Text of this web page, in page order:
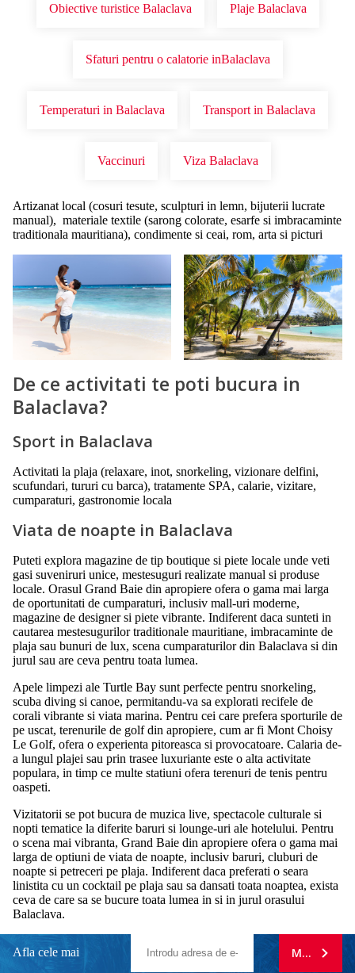
Obiective turistice Balaclava Plaje Balaclava
Sfaturi pentru o calatorie inBalaclava
Temperaturi in Balaclava Transport in Balaclava
Vaccinuri Viza Balaclava
Artizanat local (cosuri tesute, sculpturi in lemn, bijuterii lucrate
manual), materiale textile (sarong colorate, esarfe si imbracaminte
traditionala mauritiana), condimente si ceai, rom, arta si picturi
De ce activitati te poti bucura in
Balaclava?
Sport in Balaclava
Activitati la plaja (relaxare, inot, snorkeling, vizionare delfini,
scufundari, tururi cu barca), tratamente SPA, calarie, vizitare,
cumparaturi, gastronomie locala
Viata de noapte in Balaclava
Puteti explora magazine de tip boutique si piete locale unde veti
gasi suveniruri unice, mestesuguri realizate manual si produse
locale. Orasul Grand Baie din apropiere ofera o gama mai larga
de oportunitati de cumparaturi, inclusiv mall-uri moderne,
magazine de designer si piete vibrante. Indiferent daca sunteti in
cautarea mestesugurilor traditionale mauritiane, imbracaminte de
plaja sau bunuri de lux, scena cumparaturilor din Balaclava si din
jurul sau are ceva pentru toata lumea.
Apele limpezi ale Turtle Bay sunt perfecte pentru snorkeling,
scuba diving si canoe, permitandu-va sa explorati recifele de
corali vibrante si viata marina. Pentru cei care prefera sporturile de
pe uscat, terenurile de golf din apropiere, cum ar fi Mont Choisy
Le Golf, ofera o experienta pitoreasca si provocatoare. Calaria de-
a lungul plajei sau prin trasee luxuriante este o alta activitate
populara, in timp ce multe statiuni ofera terenuri de tenis pentru
oaspeti.
Vizitatorii se pot bucura de muzica live, spectacole culturale si
nopti tematice la diferite baruri si lounge-uri ale hotelului. Pentru
o scena mai vibranta, Grand Baie din apropiere ofera o gama mai
larga de optiuni de viata de noapte, inclusiv baruri, cluburi de
noapte si petreceri pe plaja. Indiferent daca preferati o seara
linistita cu un cocktail pe plaja sau sa dansati toata noaptea, exista
ceva de care sa se bucure toata lumea in si in jurul orasului
Balaclava.
Afla cele mai MA